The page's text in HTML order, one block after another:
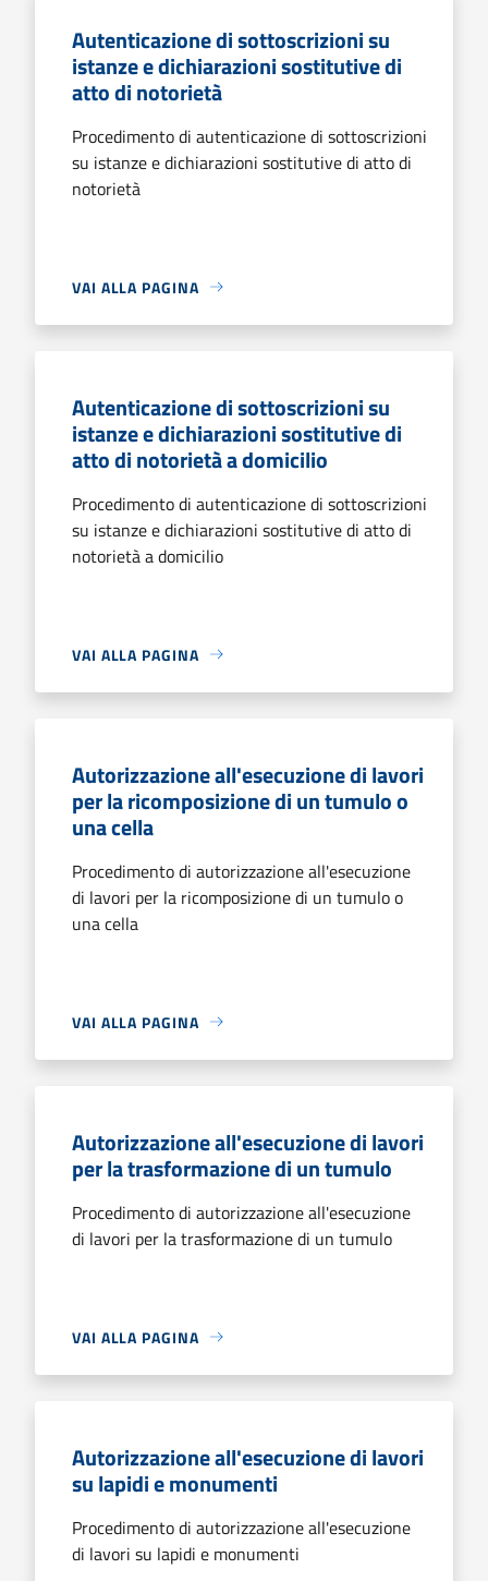
Autenticazione di sottoscrizioni su
istanze e dichiarazioni sostitutive di
atto di notorietà
Procedimento di autenticazione di sottoscrizioni
su istanze e dichiarazioni sostitutive di atto di
notorietà
VAI ALLA PAGINA
Autenticazione di sottoscrizioni su
istanze e dichiarazioni sostitutive di
atto di notorietà a domicilio
Procedimento di autenticazione di sottoscrizioni
su istanze e dichiarazioni sostitutive di atto di
notorietà a domicilio
VAI ALLA PAGINA
Autorizzazione all'esecuzione di lavori
per la ricomposizione di un tumulo o
una cella
Procedimento di autorizzazione all'esecuzione
di lavori per la ricomposizione di un tumulo o
una cella
VAI ALLA PAGINA
Autorizzazione all'esecuzione di lavori
per la trasformazione di un tumulo
Procedimento di autorizzazione all'esecuzione
di lavori per la trasformazione di un tumulo
VAI ALLA PAGINA
Autorizzazione all'esecuzione di lavori
su lapidi e monumenti
Procedimento di autorizzazione all'esecuzione
di lavori su lapidi e monumenti